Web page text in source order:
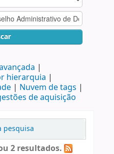
hierarquia
Nuvem de tags
de aquisição
pesquisa
2 resultados.